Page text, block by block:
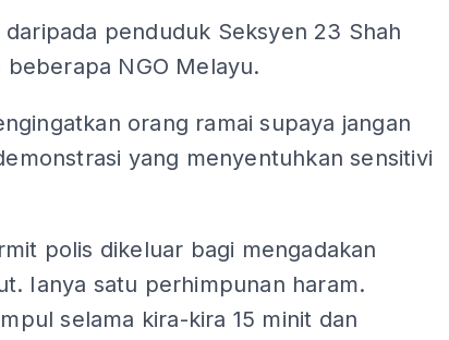
penduduk Seksyen 23 Shah
beberapa NGO Melayu.
orang ramai supaya jangan
yang menyentuhkan sensitivi
polis dikeluar bagi mengadakan
Ianya satu perhimpunan haram.
selama kira-kira 15 minit dan